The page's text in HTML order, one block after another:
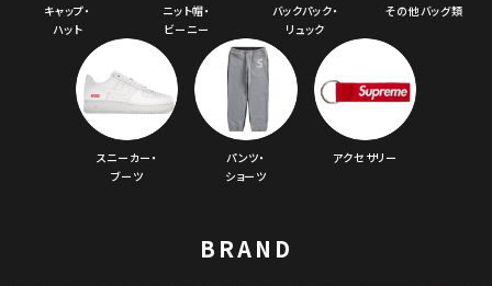
キャップ・
ハット
ニット帽・
ビーニー
バックパック・
リュック
その他バッグ類
スニーカー・
ブーツ
パンツ・
ショーツ
アクセサリー
BRAND